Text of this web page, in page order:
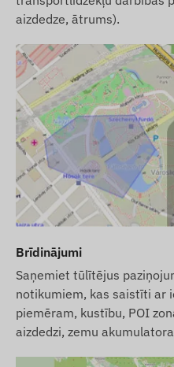
aizdedze, ātrums).
Brīdinājumi
Saņemiet tūlītējus
notikumiem, kas saistīti ar
piemēram, kustību, POI
aizdedzi, zemu